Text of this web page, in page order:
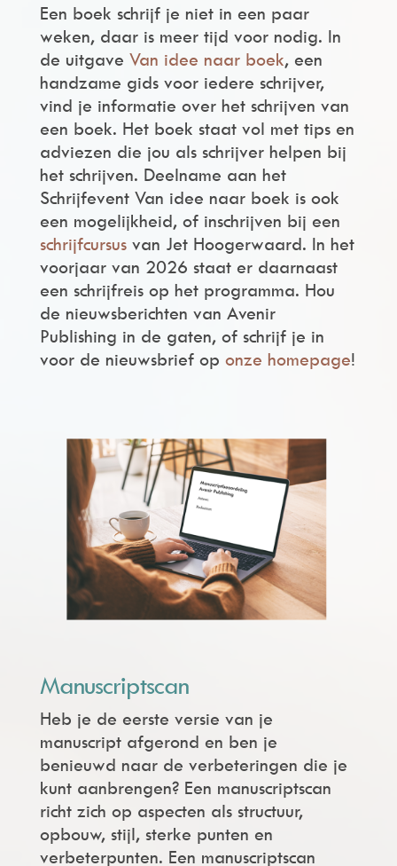
Een boek schrijf je niet in een paar
weken, daar is meer tijd voor nodig. In
de uitgave Van idee naar boek, een
handzame gids voor iedere schrijver,
vind je informatie over het schrijven van
een boek. Het boek staat vol met tips en
adviezen die jou als schrijver helpen bij
het schrijven. Deelname aan het
Schrijfevent Van idee naar boek is ook
een mogelijkheid, of inschrijven bij een
schrijfcursusvan Jet Hoogerwaard. In het
voorjaar van 2026 staat er daarnaast
een schrijfreis op het programma. Hou
de nieuwsberichten van Avenir
Publishing in de gaten, of schrijf je in
voor de nieuwsbrief op onze homepage!
Manuscriptscan
Heb je de eerste versie van je
manuscript afgerond en ben je
benieuwd naar de verbeteringen die je
kunt aanbrengen? Een manuscriptscan
richt zich op aspecten als structuur,
opbouw, stijl, sterke punten en
verbeterpunten. Een manuscriptscan